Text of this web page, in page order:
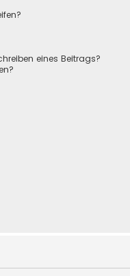
eines Beitrags?